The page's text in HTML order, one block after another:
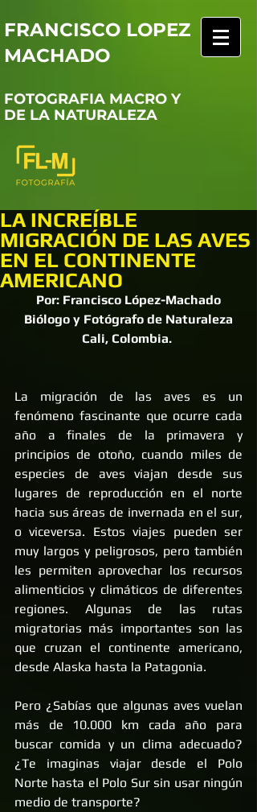
FRANCISCO LOPEZ
MACHADO
FOTOGRAFIA MACRO Y
DE LA NATURALEZA
LA INCREÍBLE
MIGRACIÓN DE LAS AVES
EN EL CONTINENTE
AMERICANO
Por: Francisco López-Machado
Biólogo y Fotógrafo de Naturaleza
Cali, Colombia.
La migración de las aves es un
fenómeno fascinante que ocurre cada
año a finales de la primavera y
principios de otoño, cuando miles de
especies de aves viajan desde sus
lugares de reproducción en el norte
hacia sus áreas de invernada en el sur,
o viceversa. Estos viajes pueden ser
muy largos y peligrosos, pero también
les permiten aprovechar los recursos
alimenticios y climáticos de diferentes
regiones. Algunas de las rutas
migratorias más importantes son las
que cruzan el continente americano,
desde Alaska hasta la Patagonia.
Pero ¿Sabías que algunas aves vuelan
más de 10.000 km cada año para
buscar comida y un clima adecuado?
¿Te imaginas viajar desde el Polo
Norte hasta el Polo Sur sin usar ningún
medio de transporte?